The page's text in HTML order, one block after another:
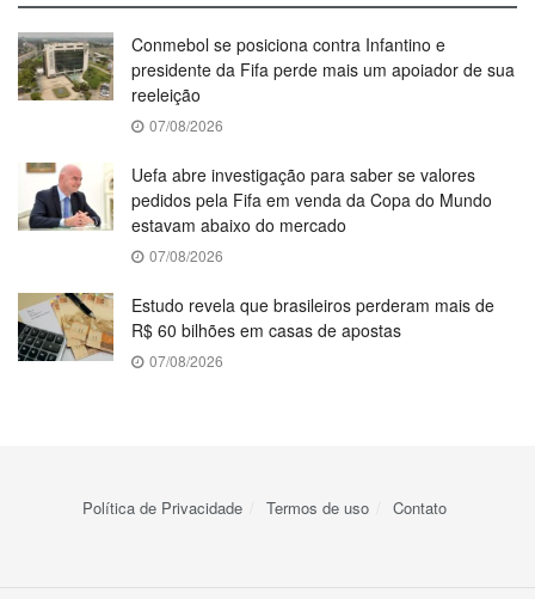
Conmebol se posiciona contra Infantino e
presidente da Fifa perde mais um apoiador de sua
reeleição
07/08/2026
Uefa abre investigação para saber se valores
pedidos pela Fifa em venda da Copa do Mundo
estavam abaixo do mercado
07/08/2026
Estudo revela que brasileiros perderam mais de
R$ 60 bilhões em casas de apostas
07/08/2026
Política de Privacidade Termos de uso Contato